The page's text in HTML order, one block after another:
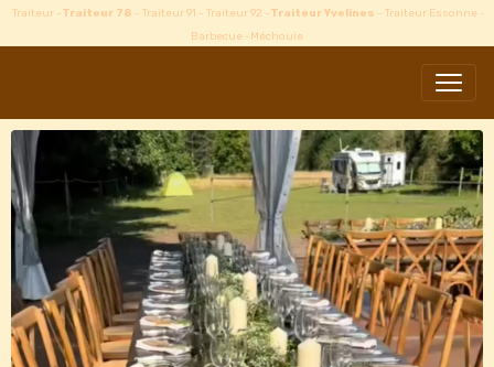
Traiteur -Traiteur 78 - Traiteur 91 - Traiteur 92 -Traiteur Yvelines - Traiteur Essonne -
Barbecue -Méchouie